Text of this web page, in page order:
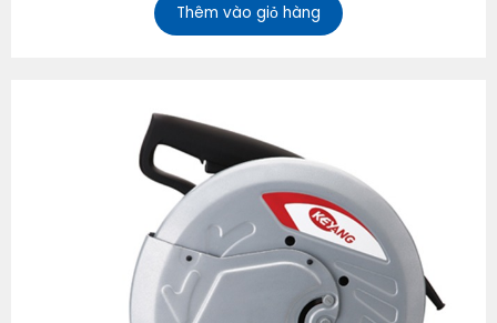
Thêm vào giỏ hàng